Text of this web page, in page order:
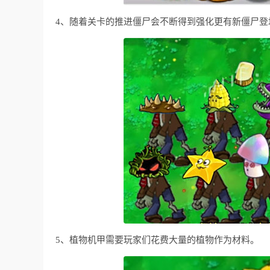
4、随着关卡的推进僵尸会不断得到强化更有新僵尸登
5、植物机甲需要玩家们花费大量的植物作为材料。